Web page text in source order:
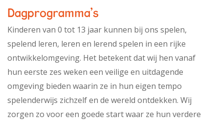
Dagprogramma's
Kinderen van 0 tot 13 jaar kunnen bij ons spelen,
spelend leren, leren en lerend spelen in een rijke
ontwikkelomgeving. Het betekent dat wij hen vanaf
hun eerste zes weken een veilige en uitdagende
omgeving bieden waarin ze in hun eigen tempo
spelenderwijs zichzelf en de wereld ontdekken. Wij
zorgen zo voor een goede start waar ze hun verdere